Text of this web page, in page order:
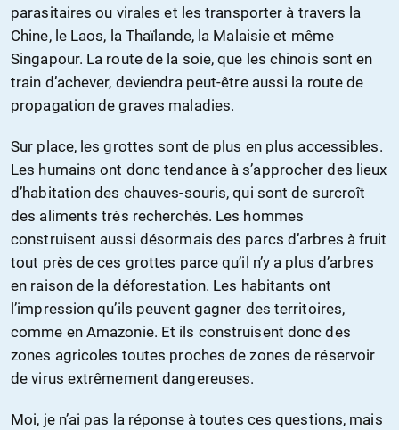
parasitaires ou virales et les transporter à travers la
Chine, le Laos, la Thaïlande, la Malaisie et même
Singapour. La route de la soie, que les chinois sont en
train d’achever, deviendra peut-être aussi la route de
propagation de graves maladies.
Sur place, les grottes sont de plus en plus accessibles.
Les humains ont donc tendance à s’approcher des lieux
d’habitation des chauves-souris, qui sont de surcroît
des aliments très recherchés. Les hommes
construisent aussi désormais des parcs d’arbres à fruit
tout près de ces grottes parce qu’il n’y a plus d’arbres
en raison de la déforestation. Les habitants ont
l’impression qu’ils peuvent gagner des territoires,
comme en Amazonie. Et ils construisent donc des
zones agricoles toutes proches de zones de réservoir
de virus extrêmement dangereuses.
Moi, je n’ai pas la réponse à toutes ces questions, mais